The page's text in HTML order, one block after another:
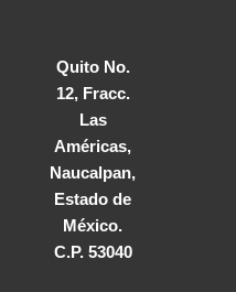
Quito No.
12, Fracc.
Las
Américas,
Naucalpan,
Estado de
México.
C.P. 53040